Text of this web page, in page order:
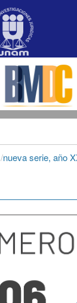
/nueva serie, año